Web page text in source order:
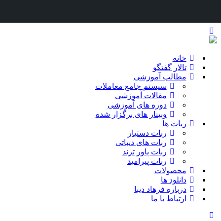
خانه
تالار گفتگو
مطالب آموزشی
سیستم جامع معاملات
مقالات آموزشی
دوره های آموزشی
وبینار های برگزار شده
ربات ها
ربات دستیار
ربات های دیباتی
ربات پاور ترند
ربات پیرامید
محصولات
دانلود ها
درباره فرهاد دیبا
ارتباط با ما